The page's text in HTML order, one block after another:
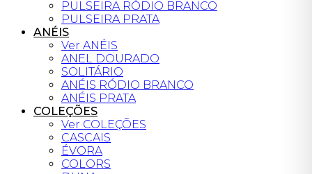
PULSEIRA RÓDIO BRANCO
PULSEIRA PRATA
ANÉIS
Ver ANÉIS
ANEL DOURADO
SOLITÁRIO
ANÉIS RÓDIO BRANCO
ANÉIS PRATA
COLEÇÕES
Ver COLEÇÕES
CASCAIS
ÉVORA
COLORS